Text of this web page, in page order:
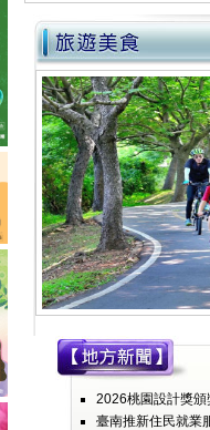
2026桃園設計獎
臺南推新住民就